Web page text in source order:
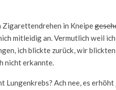
Zigarettendrehen in Kneipe
mitleidig an. Vermutlich weil
ich blickte zurück, wir
nicht erkannte.
Lungenkrebs? Ach nee, es